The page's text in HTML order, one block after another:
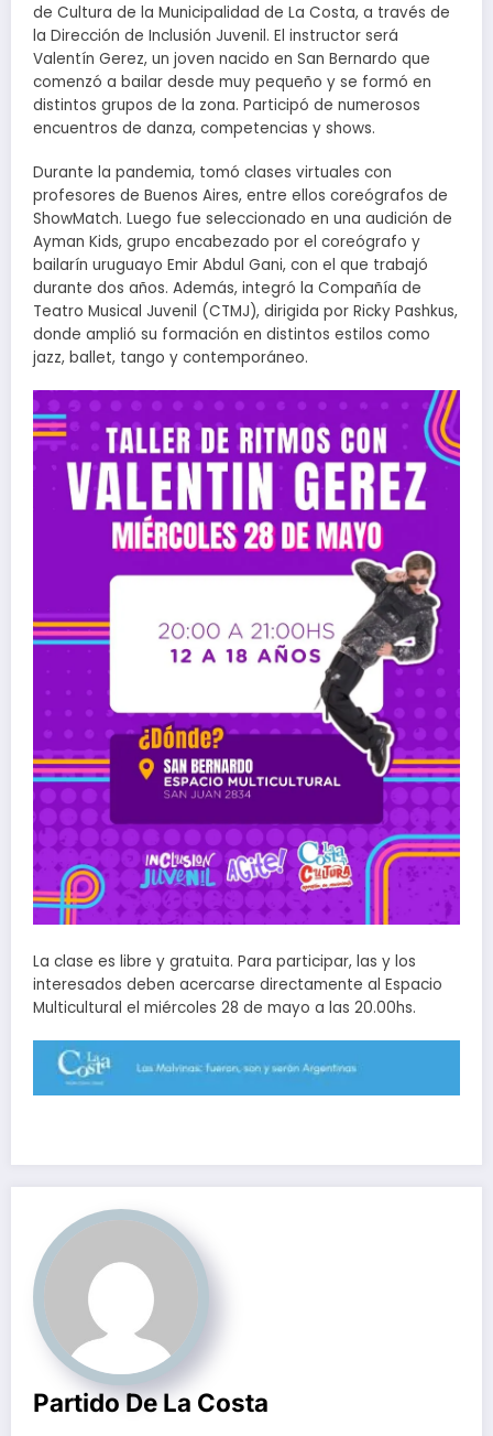
de Cultura de la Municipalidad de La Costa, a través de
la Dirección de Inclusión Juvenil. El instructor será
Valentín Gerez, un joven nacido en San Bernardo que
comenzó a bailar desde muy pequeño y se formó en
distintos grupos de la zona. Participó de numerosos
encuentros de danza, competencias y shows.
Durante la pandemia, tomó clases virtuales con
profesores de Buenos Aires, entre ellos coreógrafos de
ShowMatch. Luego fue seleccionado en una audición de
Ayman Kids, grupo encabezado por el coreógrafo y
bailarín uruguayo Emir Abdul Gani, con el que trabajó
durante dos años. Además, integró la Compañía de
Teatro Musical Juvenil (CTMJ), dirigida por Ricky Pashkus,
donde amplió su formación en distintos estilos como
jazz, ballet, tango y contemporáneo.
La clase es libre y gratuita. Para participar, las y los
interesados deben acercarse directamente al Espacio
Multicultural el miércoles 28 de mayo a las 20.00hs.
Partido De La Costa